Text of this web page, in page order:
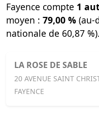
Fayence compte 1
moyen : 79,00 % (au-
nationale de 60,87 %).
LA ROSE DE SABLE
20 AVENUE SAINT
FAYENCE